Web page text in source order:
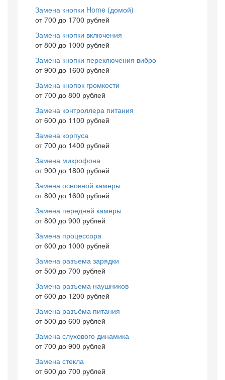
Замена кнопки Home (домой)
от 700 до 1700 рублей
Замена кнопки включения
от 800 до 1000 рублей
Замена кнопки переключения вибро
от 900 до 1600 рублей
Замена кнопок громкости
от 700 до 800 рублей
Замена контроллера питания
от 600 до 1100 рублей
Замена корпуса
от 700 до 1400 рублей
Замена микрофона
от 900 до 1800 рублей
Замена основной камеры
от 800 до 1600 рублей
Замена передней камеры
от 800 до 900 рублей
Замена процессора
от 600 до 1000 рублей
Замена разъема зарядки
от 500 до 700 рублей
Замена разъема наушников
от 600 до 1200 рублей
Замена разъёма питания
от 500 до 600 рублей
Замена слухового динамика
от 700 до 900 рублей
Замена стекла
от 600 до 700 рублей